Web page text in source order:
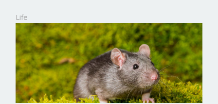
Life